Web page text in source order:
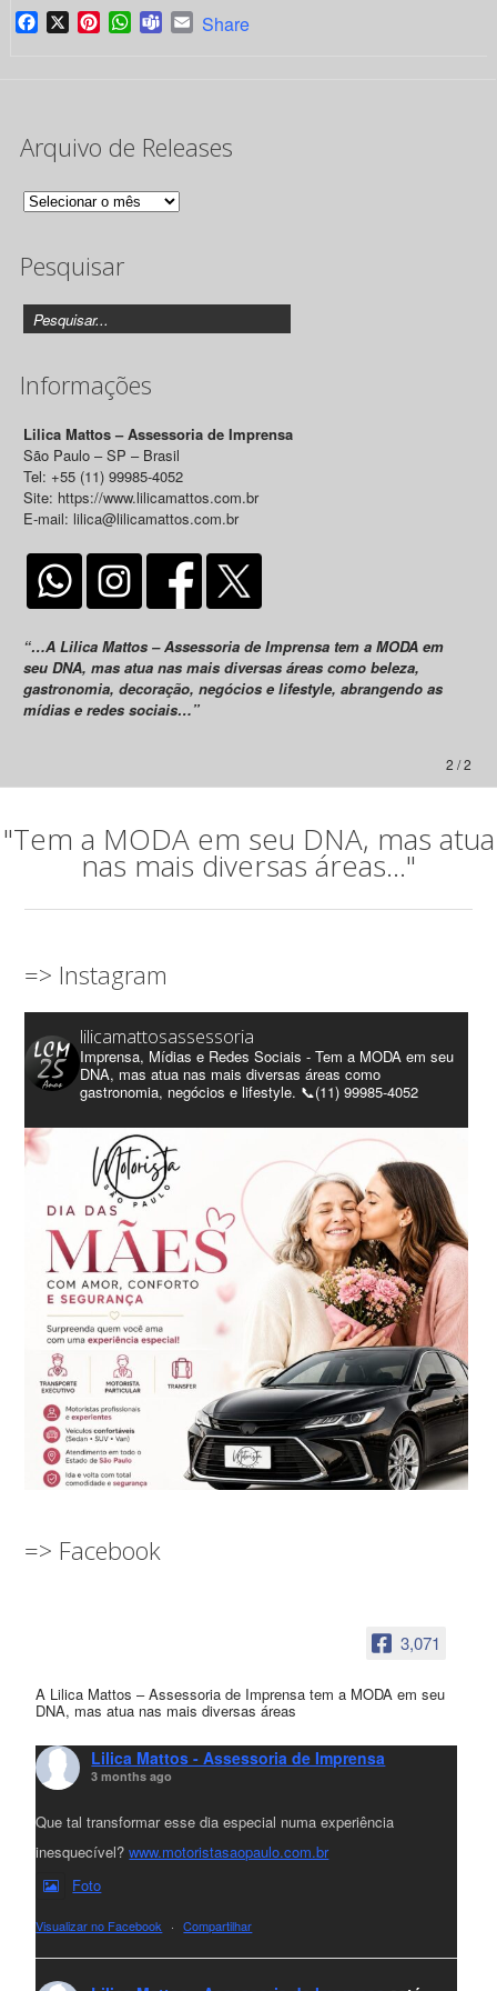
Facebook
X PinterestWhatsApp
TeamsEmail
Share
Arquivo de Releases
Arquivo
Releases
Pesquisar
Informações
Lilica Mattos – Assessoria de Imprensa
São Paulo – SP – Brasil
Tel: +55 (11) 99985-4052
Site: https://www.lilicamattos.com.br
E-mail: lilica@lilicamattos.com.br
“…A Lilica Mattos – Assessoria de Imprensa tem a MODA em
seu DNA, mas atua nas mais diversas áreas como beleza,
gastronomia, decoração, negócios e lifestyle, abrangendo as
mídias e redes sociais…”
2 / 2
"Tem a MODA em seu DNA, mas atua
nas mais diversas áreas..."
=> Instagram
lilicamattosassessoria
Imprensa, Mídias e Redes Sociais - Tem a MODA em seu
DNA, mas atua nas mais diversas áreas como
gastronomia, negócios e lifestyle. 📞(11) 99985-4052
=> Facebook
3,071
A Lilica Mattos – Assessoria de Imprensa tem a MODA em seu
DNA, mas atua nas mais diversas áreas
Lilica Mattos - Assessoria de Imprensa
3 months ago
Que tal transformar esse dia especial numa experiência
inesquecível?www.motoristasaopaulo.com.br
Foto
Visualizar no Facebook · Compartilhar